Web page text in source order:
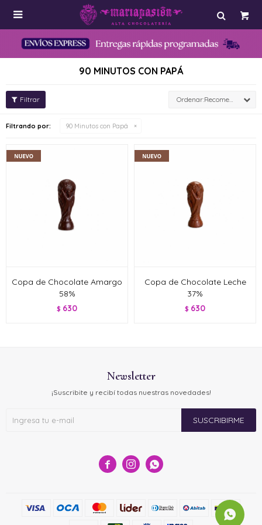

90 MINUTOS CON PAPÁ
Recomendados
Filtrando por: 90 Minutos con Papá
Copa de Chocolate Amargo
58%
$ 630
Copa de Chocolate Leche
37%
$ 630
  
Newsletter
¡Suscribite y recibí todas nuestras novedades!
SUSCRIBIRME